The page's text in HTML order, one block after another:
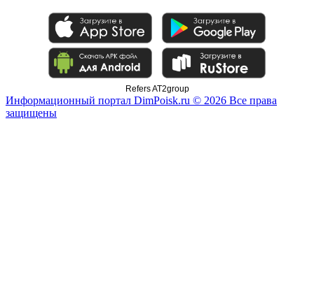
Refers AT2group
Информационный портал DimPoisk.ru © 2026 Все права
защищены